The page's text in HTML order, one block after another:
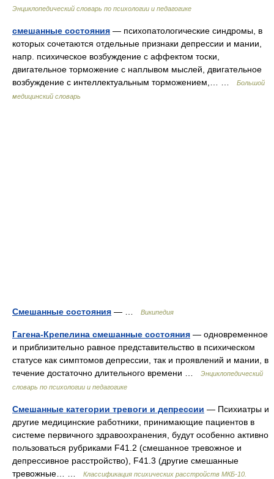
Энциклопедический словарь по психологии и педагогике
смешанные состояния — психопатологические синдромы, в
которых сочетаются отдельные признаки депрессии и мании,
напр. психическое возбуждение с аффектом тоски,
двигательное торможение с наплывом мыслей, двигательное
возбуждение с интеллектуальным торможением,… …
Большой
медицинский словарь
Смешанные состояния — … Википедия
Гагена-Крепелина смешанные состояния — одновременное
и приблизительно равное представительство в психическом
статусе как симптомов депрессии, так и проявлений и мании, в
течение достаточно длительного времени …
Энциклопедический
словарь по психологии и педагогике
Смешанные категории тревоги и депрессии — Психиатры и
другие медицинские работники, принимающие пациентов в
системе первичного здравоохранения, будут особенно активно
пользоваться рубриками F41.2 (смешанное тревожное и
депрессивное расстройство), F41.3 (другие смешанные
тревожные… …
Классификация психических расстройств МКБ-10.